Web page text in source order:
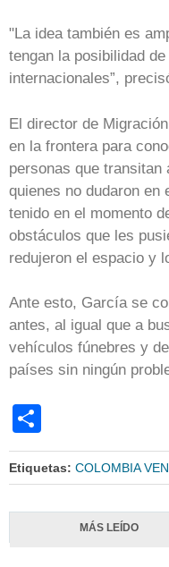
"La idea también es
tengan la posibilidad
internacionales”,
El director de
en la frontera para
personas que transitan
quienes no dudaron en
tenido en el momento
obstáculos que les
redujeron el espacio y
Ante esto, García se
antes, al igual que a
vehículos fúnebres y
países sin ningún
Etiquetas: COLOMBIA
MÁS LEÍDO